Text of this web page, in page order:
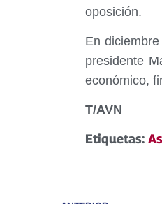
oposición.
En
presidente
económico,
T/AVN
Etiquetas: